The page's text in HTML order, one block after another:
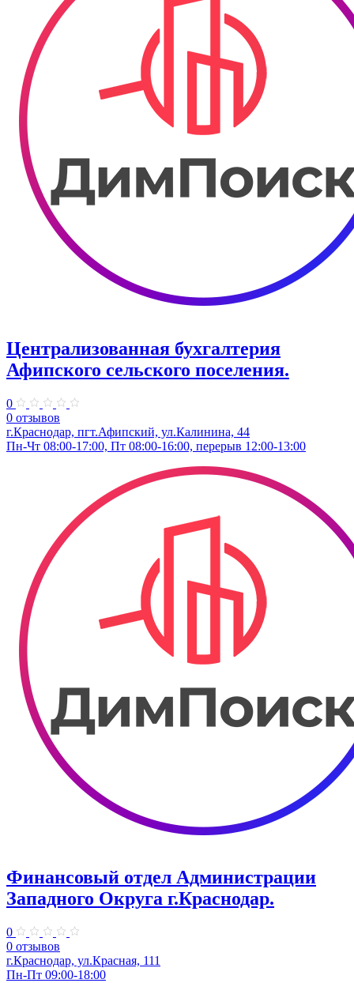
Централизованная бухгалтерия
Афипского сельского поселения.
0
0 отзывов
г.Краснодар, пгт.Афипский, ул.Калинина, 44
Пн-Чт 08:00-17:00, Пт 08:00-16:00, перерыв 12:00-13:00
Финансовый отдел Администрации
Западного Округа г.Краснодар.
0
0 отзывов
г.Краснодар, ул.Красная, 111
Пн-Пт 09:00-18:00